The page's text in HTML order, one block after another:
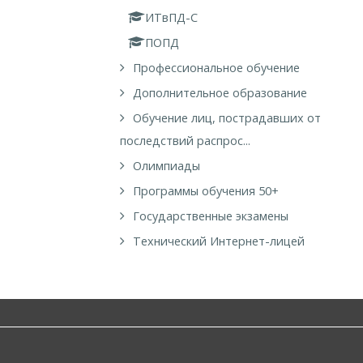
ИТвПД-С
ПОПД
Профессиональное обучение
Дополнительное образование
Обучение лиц, пострадавших от
последствий распрос...
Олимпиады
Программы обучения 50+
Государственные экзамены
Технический Интернет-лицей